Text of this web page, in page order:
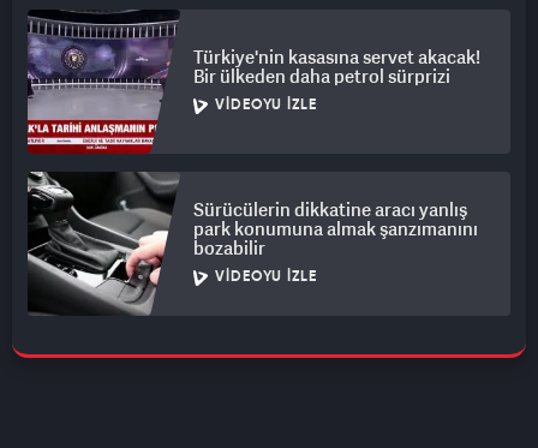
Türkiye'nin kasasına servet akacak!
Bir ülkeden daha petrol sürprizi
VIDEOYU İZLE
Sürücülerin dikkatine aracı yanlış
park konumuna almak şanzımanını
bozabilir
VIDEOYU İZLE